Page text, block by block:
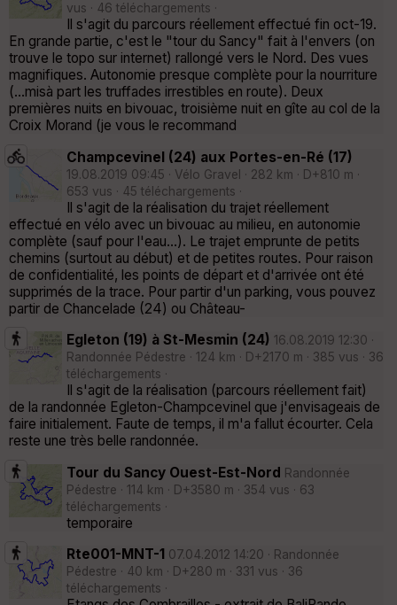
vus · 46 téléchargements ·
Il s'agit du parcours réellement effectué fin oct-19.
En grande partie, c'est le "tour du Sancy" fait à l'envers (on
trouve le topo sur internet) rallongé vers le Nord. Des vues
magnifiques. Autonomie presque complète pour la nourriture
(...misà part les truffades irrestibles en route). Deux
premières nuits en bivouac, troisième nuit en gîte au col de la
Croix Morand (je vous le recommand
Champcevinel (24) aux Portes-en-Ré (17)
19.08.2019 09:45 · Vélo Gravel · 282 km · D+810 m ·
653 vus · 45 téléchargements ·
Il s'agit de la réalisation du trajet réellement
effectué en vélo avec un bivouac au milieu, en autonomie
complète (sauf pour l'eau...). Le trajet emprunte de petits
chemins (surtout au début) et de petites routes. Pour raison
de confidentialité, les points de départ et d'arrivée ont été
supprimés de la trace. Pour partir d'un parking, vous pouvez
partir de Chancelade (24) ou Château-
Egleton (19) à St-Mesmin (24) 16.08.2019 12:30 ·
Randonnée Pédestre · 124 km · D+2170 m · 385 vus · 36
téléchargements ·
Il s'agit de la réalisation (parcours réellement fait)
de la randonnée Egleton-Champcevinel que j'envisageais de
faire initialement. Faute de temps, il m'a fallut écourter. Cela
reste une très belle randonnée.
Tour du Sancy Ouest-Est-Nord Randonnée
Pédestre · 114 km · D+3580 m · 354 vus · 63
téléchargements ·
temporaire
Rte001-MNT-1 07.04.2012 14:20 · Randonnée
Pédestre · 40 km · D+280 m · 331 vus · 36
téléchargements ·